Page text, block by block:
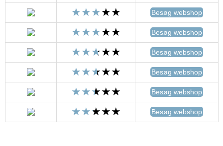
Besøg webshop
Besøg webshop
Besøg webshop
Besøg webshop
Besøg webshop
Besøg webshop